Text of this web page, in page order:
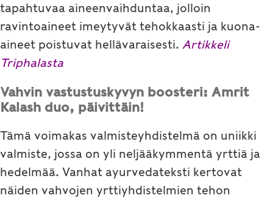
tapahtuvaa aineenvaihduntaa, jolloin
ravintoaineet imeytyvät tehokkaasti ja kuona-
aineet poistuvat hellävaraisesti. Artikkeli
Triphalasta
Vahvin vastustuskyvyn boosteri: Amrit
Kalash duo, päivittäin!
Tämä voimakas valmisteyhdistelmä on uniikki
valmiste, jossa on yli neljääkymmentä yrttiä ja
hedelmää. Vanhat ayurvedateksti kertovat
näiden vahvojen yrttiyhdistelmien tehon